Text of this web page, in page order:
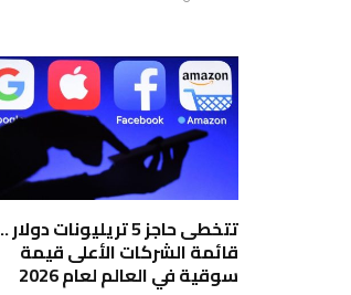
تتخطى حاجز 5 تريليونات دولار ..
قائمة الشركات الأعلى قيمة
سوقية في العالم لعام 2026